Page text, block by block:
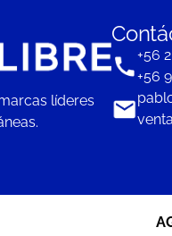
líderes
+56
+56